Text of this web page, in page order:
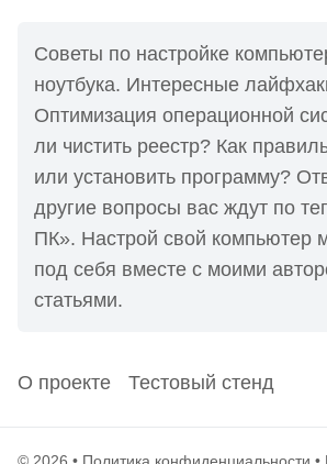
Советы по настройке
ноутбука. Интересные
Оптимизация операционной
ли чистить реестр? Как
или установить программу?
другие вопросы вас ждут по
ПК». Настрой свой компьютер
под себя вместе с моими
статьями.
О проекте Тестовый стенд
© 2026 • Политика конфиденциальности •